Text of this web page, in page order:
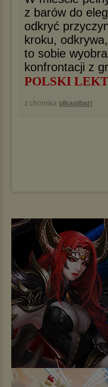
z barów do
odkryć
kroku,
to sobie
konfrontacji z
POLSKI
z chomika ulkapibari